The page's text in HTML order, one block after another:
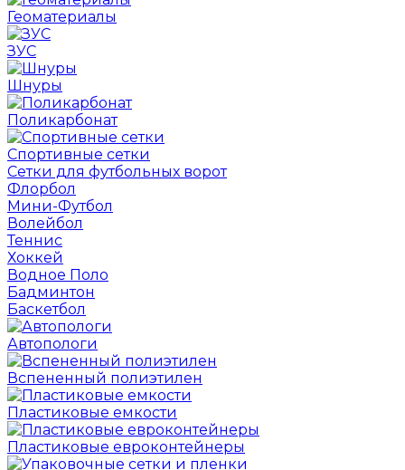
Геоматериалы
ЗУС
Шнуры
Поликарбонат
Спортивные сетки
Сетки для футбольных ворот
Флорбол
Мини-Футбол
Волейбол
Теннис
Хоккей
Водное Поло
Бадминтон
Баскетбол
Автопологи
Вспененный полиэтилен
Пластиковые емкости
Пластиковые евроконтейнеры